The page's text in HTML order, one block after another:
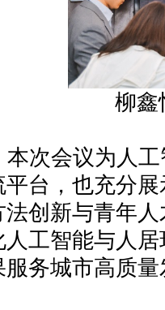
柳鑫
本次会议为人
平台，也充分
法创新与青年
人工智能与人
服务城市高质